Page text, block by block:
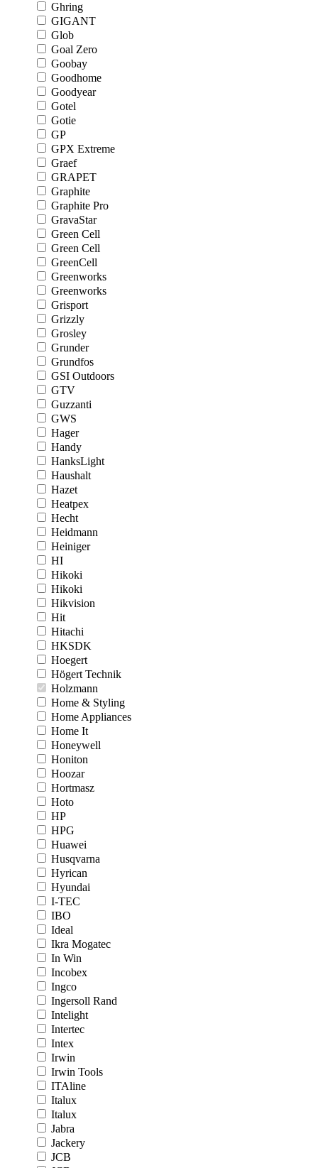
Ghring
GIGANT
Glob
Goal Zero
Goobay
Goodhome
Goodyear
Gotel
Gotie
GP
GPX Extreme
Graef
GRAPET
Graphite
Graphite Pro
GravaStar
Green Cell
Green Cell
GreenCell
Greenworks
Greenworks
Grisport
Grizzly
Grosley
Grunder
Grundfos
GSI Outdoors
GTV
Guzzanti
GWS
Hager
Handy
HanksLight
Haushalt
Hazet
Heatpex
Hecht
Heidmann
Heiniger
HI
Hikoki
Hikoki
Hikvision
Hit
Hitachi
HKSDK
Hoegert
Högert Technik
Holzmann
Home & Styling
Home Appliances
Home It
Honeywell
Honiton
Hoozar
Hortmasz
Hoto
HP
HPG
Huawei
Husqvarna
Hyrican
Hyundai
I-TEC
IBO
Ideal
Ikra Mogatec
In Win
Incobex
Ingco
Ingersoll Rand
Intelight
Intertec
Intex
Irwin
Irwin Tools
ITAline
Italux
Italux
Jabra
Jackery
JCB